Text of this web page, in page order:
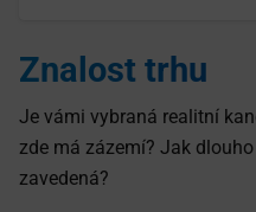
Znalost trhu
Je vámi vybraná realitní
zde má zázemí? Jak
zavedená?